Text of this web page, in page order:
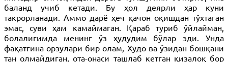
баланд учиб кетади. Бу ҳол деярли ҳар куни
такрорланади. Аммо дарё ҳеч қачон оқишдан тўхтаган
эмас, суви ҳам камаймаган. Қараб туриб ўйлайман,
болалигимда менинг ўз ҳудудим бўлар эди. Унда
фақатгина орзулари бир олам, Худо ва ўзидан бошқани
тан олмайдиган, ота-онаси ташлаб кетган қизалоқ бор